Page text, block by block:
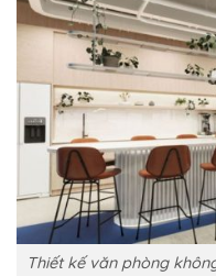
Thiết kế văn phòng